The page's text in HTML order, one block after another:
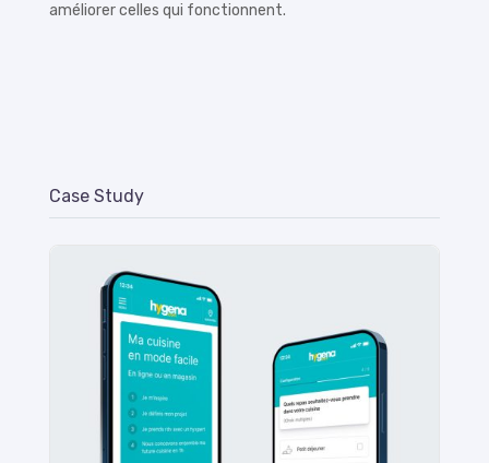
améliorer celles qui fonctionnent.
Case Study